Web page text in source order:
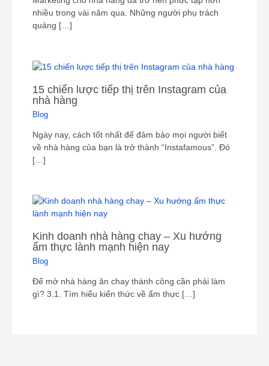
nhiều trong vài năm qua. Những người phụ trách
quảng […]
15 chiến lược tiếp thị trên Instagram của
nhà hàng
Blog
Ngày nay, cách tốt nhất để đảm bảo mọi người biết
về nhà hàng của bạn là trở thành “Instafamous”. Đó
[…]
Kinh doanh nhà hàng chay – Xu hướng
ẩm thực lành mạnh hiện nay
Blog
Để mở nhà hàng ăn chay thành công cần phải làm
gì? 3.1. Tìm hiểu kiến thức về ẩm thực […]